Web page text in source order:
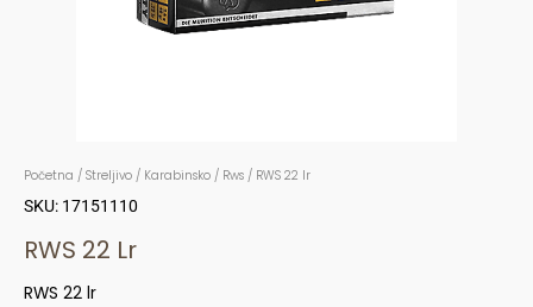
Početna / Streljivo / Karabinsko / Rws / RWS 22 lr
SKU: 17151110
RWS 22 Lr
RWS 22 lr